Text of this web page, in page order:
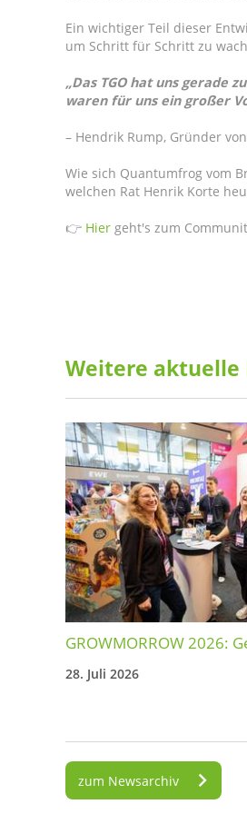
Ein wichtiger Teil dieser
um Schritt für Schritt zu
„Das TGO hat uns gerade
waren für uns ein großer
– Hendrik Rump, Gründer
Wie sich Quantumfrog vom
welchen Rat Henrik Korte
👉 Hier geht's zum
Weitere aktuelle
GROWMORROW 2026:
28. Juli 2026
zum Newsarchiv